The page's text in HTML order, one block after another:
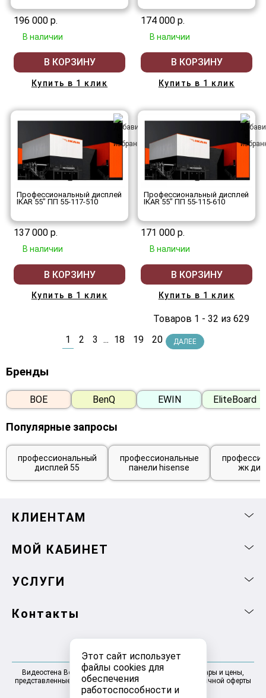
Этот сайт использует
файлы cookies для
обеспечения
работоспособности и
196 000 р.
В наличии
В КОРЗИНУ
Купить в 1 клик
174 000 р.
В наличии
В КОРЗИНУ
Купить в 1 клик
Профессиональный дисплей
IKAR 55" ПП 55-117-510
137 000 р.
В наличии
В КОРЗИНУ
Купить в 1 клик
Профессиональный дисплей
IKAR 55" ПП 55-115-610
171 000 р.
В наличии
В КОРЗИНУ
Купить в 1 клик
1 2 3 ... 18 19 20 ДАЛЕЕ
Товаров 1 - 32 из 629
Бренды
BOE BenQ EWIN EliteBoard
Популярные запросы
профессиональный
дисплей 55
профессиональные
панели hisense
жк
КЛИЕНТАМ
МОЙ КАБИНЕТ
УСЛУГИ
Контакты
Видеостена Волгоград 2025-2026 © Информация, товары и цены,
представленные на сайте, не являются договором публичной оферты